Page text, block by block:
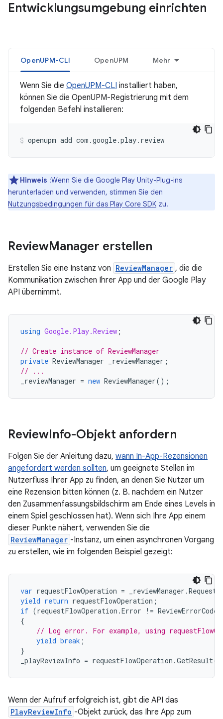
Entwicklungsumgebung einrichten
OpenUPM-CLI OpenUPM Mehr
Wenn Sie die OpenUPM-CLI installiert haben,
können Sie die OpenUPM-Registrierung mit dem
folgenden Befehl installieren:
openupm add com.google.play.review
Hinweis :Wenn Sie die Google Play Unity-Plug-ins
herunterladen und verwenden, stimmen Sie den
Nutzungsbedingungen für das Play Core SDK zu.
ReviewManager erstellen
Erstellen Sie eine Instanz von ReviewManager , die die
Kommunikation zwischen Ihrer App und der Google Play
API übernimmt.
using Google.Play.Review ;
// Create instance of ReviewManager
private ReviewManager _reviewManager ;
// ...
_reviewManager = new ReviewManager();
ReviewInfo-Objekt anfordern
Folgen Sie der Anleitung dazu, wann In-App-Rezensionen
angefordert werden sollten, um geeignete Stellen im
Nutzerfluss Ihrer App zu finden, an denen Sie Nutzer um
eine Rezension bitten können (z. B. nachdem ein Nutzer
den Zusammenfassungsbildschirm am Ende eines Levels in
einem Spiel geschlossen hat). Wenn sich Ihre App einem
dieser Punkte nähert, verwenden Sie die
ReviewManager -Instanz, um einen asynchronen Vorgang
zu erstellen, wie im folgenden Beispiel gezeigt:
var requestFlowOperation = _reviewManager .
yield return requestFlowOperation ;
if (requestFlowOperation .Error != ReviewErrorCode
{
// Log error. For example, using
yield break ;
}
_playReviewInfo = requestFlowOperation .GetResult
Wenn der Aufruf erfolgreich ist, gibt die API das
PlayReviewInfo -Objekt zurück, das Ihre App zum